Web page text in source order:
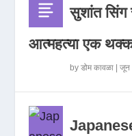
सुशांत सिंग
आत्महत्या एक
byडोम कावळा |जून